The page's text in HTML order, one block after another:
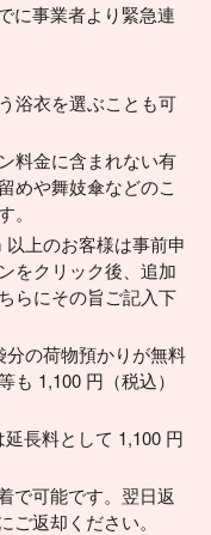
に事業者より緊急連
浴衣を選ぶことも可
料金に含まれない有
めや舞妓傘などのこ
上のお客様は事前申
をクリック後、追加
らにその旨ご記入下
の荷物預かりが無料
1,100 円（税込）
長料として 1,100 円
で可能です。翌日返
返却ください。